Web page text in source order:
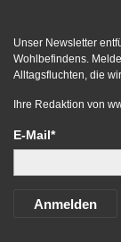
Unser Newsletter
Wohlbefindens.
Alltagsfluchten, die
Ihre Redaktion von
E-Mail*
Anmelden